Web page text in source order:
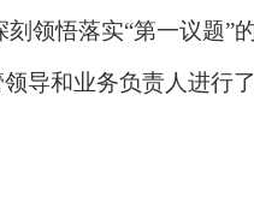
刻领悟落实“第一议题”
导和业务负责人进行了